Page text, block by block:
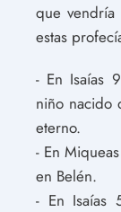
que vendría
estas
- En Isaías
niño nacido
eterno.
- En
en Belén.
- En Isaías